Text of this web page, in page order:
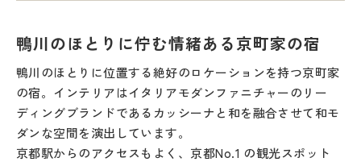
鴨川のほとりに佇む情緒ある京町家の宿
鴨川のほとりに位置する絶好のロケーションを持つ京町家
の宿。インテリアはイタリアモダンファニチャーのリー
ディングブランドであるカッシーナと和を融合させて和モ
ダンな空間を演出しています。
京都駅からのアクセスもよく、京都No.1 の観光スポット